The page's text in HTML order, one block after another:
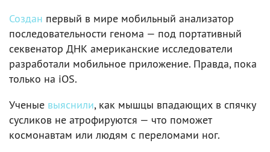
Создан первый в мире мобильный анализатор
последовательности генома — под портативный
секвенатор ДНК американские исследователи
разработали мобильное приложение. Правда, пока
только на iOS.
Ученые выяснили, как мышцы впадающих в спячку
сусликов не атрофируются — что поможет
космонавтам или людям с переломами ног.